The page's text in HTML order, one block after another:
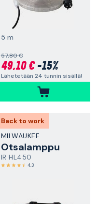
5 m
57,80 €
49,10 €-15%
Lähetetään 24 tunnin sisällä!
Back to work
MILWAUKEE
Otsalamppu
IR HL450
4,3